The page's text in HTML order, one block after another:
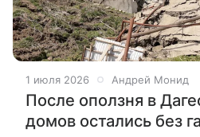
1 июля 2026 Андрей Монид
После оползня в
домов остались без